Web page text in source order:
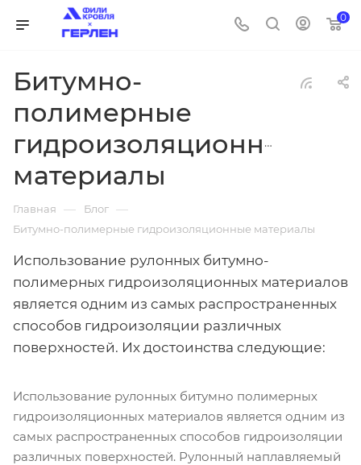
0
Битумно-
полимерные
гидроизоляционные
материалы
Главная — Блог —
Битумно-полимерные гидроизоляционные материалы
Использование рулонных битумно-
полимерных гидроизоляционных материалов
является одним из самых распространенных
способов гидроизоляции различных
поверхностей. Их достоинства следующие:
Использование рулонных битумно полимерных
гидроизоляционных материалов является одним из
самых распространенных способов гидроизоляции
различных поверхностей. Рулонный наплавляемый